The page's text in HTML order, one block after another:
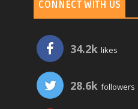
CONNECT WITH US
34.2k likes
28.6k followers